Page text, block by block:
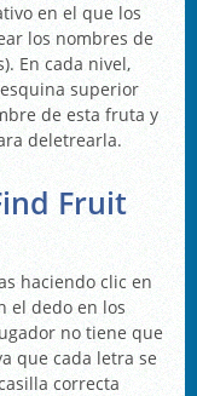
en el que los
los nombres de
En cada nivel,
superior
de esta fruta y
deletrearla.
Fruit
haciendo clic en
el dedo en los
no tiene que
que cada letra se
correcta